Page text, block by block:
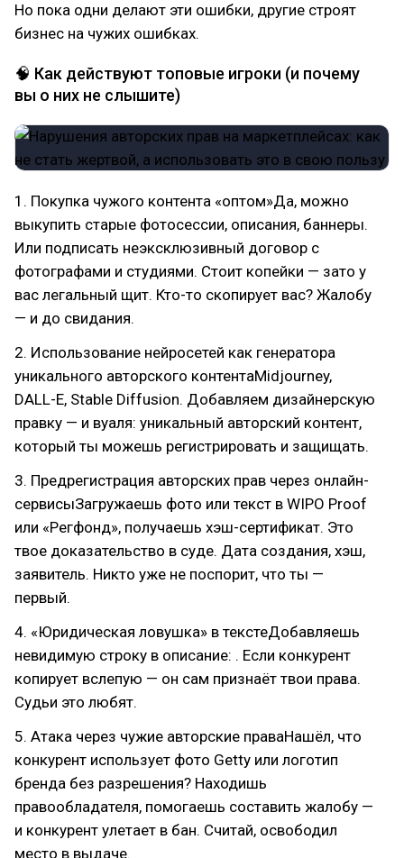
Но пока одни делают эти ошибки, другие строят
бизнес на чужих ошибках.
🧠 Как действуют топовые игроки (и почему
вы о них не слышите)
1. Покупка чужого контента «оптом»Да, можно
выкупить старые фотосессии, описания, баннеры.
Или подписать неэксклюзивный договор с
фотографами и студиями. Стоит копейки — зато у
вас легальный щит. Кто-то скопирует вас? Жалобу
— и до свидания.
2. Использование нейросетей как генератора
уникального авторского контентаMidjourney,
DALL-E, Stable Diffusion. Добавляем дизайнерскую
правку — и вуаля: уникальный авторский контент,
который ты можешь регистрировать и защищать.
3. Предрегистрация авторских прав через онлайн-
сервисыЗагружаешь фото или текст в WIPO Proof
или «Регфонд», получаешь хэш-сертификат. Это
твое доказательство в суде. Дата создания, хэш,
заявитель. Никто уже не поспорит, что ты —
первый.
4. «Юридическая ловушка» в текстеДобавляешь
невидимую строку в описание: . Если конкурент
копирует вслепую — он сам признаёт твои права.
Судьи это любят.
5. Атака через чужие авторские праваНашёл, что
конкурент использует фото Getty или логотип
бренда без разрешения? Находишь
правообладателя, помогаешь составить жалобу —
и конкурент улетает в бан. Считай, освободил
место в выдаче.